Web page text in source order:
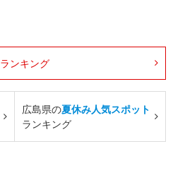
ランキング
広島県の夏休み人気スポット
ランキング